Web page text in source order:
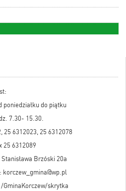
poniedziałku do piątku
7.30- 15.30.
25 6312023, 25 6312078
25 6312089
Brzóski 20a
skrytka